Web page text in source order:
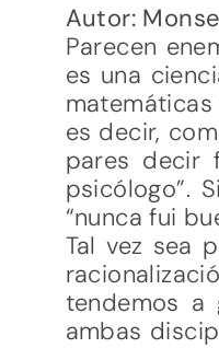
Autor:
Parecen
es una
es decir,
pares decir
psicólogo”.
“nunca fui
Tal vez sea
tendemos a
ambas